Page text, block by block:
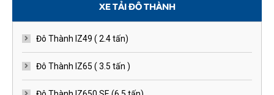
XE TẢI ĐÔ THÀNH
Đô Thành IZ49 ( 2.4 tấn)
Đô Thành IZ65 ( 3.5 tấn )